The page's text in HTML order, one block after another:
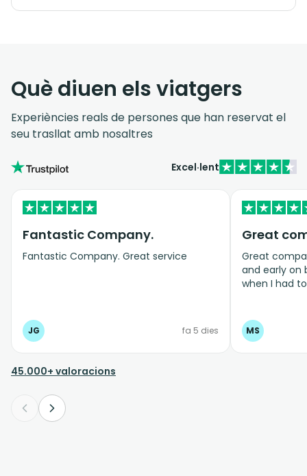
Què diuen els viatgers
Experiències reals de persones que han reservat el
seu trasllat amb nosaltres
Excel·lent
Fantastic Company.
Fantastic Company. Great service
JG fa 5 dies
Great
Great
and early on
when I had
MS
45.000+ valoracions